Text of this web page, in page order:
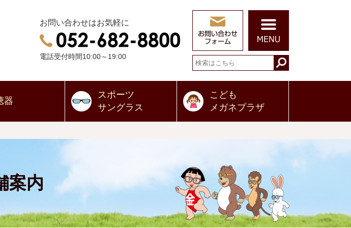
お問い合わせはお気軽に
電話受付時間10:00～19:00
器
スポーツ
サングラス
こども
メガネプラザ
案内